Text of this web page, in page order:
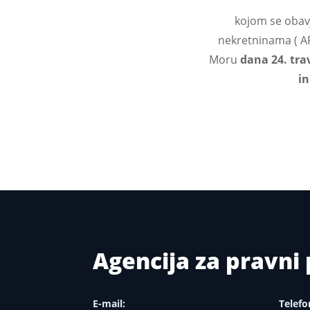
kojom se
nekretninama (
Moru dana 24.
Agencija za
E-mail: